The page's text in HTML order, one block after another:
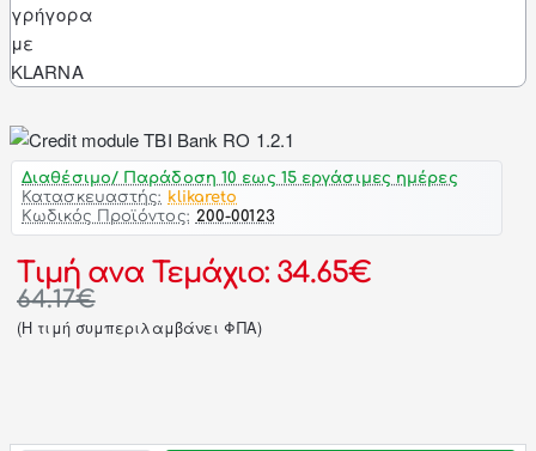
Διαθέσιμο/ Παράδοση 10 εως 15 εργάσιμες ημέρες
Κατασκευαστής: klikareto
Κωδικός Προϊόντος: 200-00123
Τιμή ανα Τεμάχιο: 34.65€
64.17€
(H τιμή συμπεριλαμβάνει ΦΠΑ)